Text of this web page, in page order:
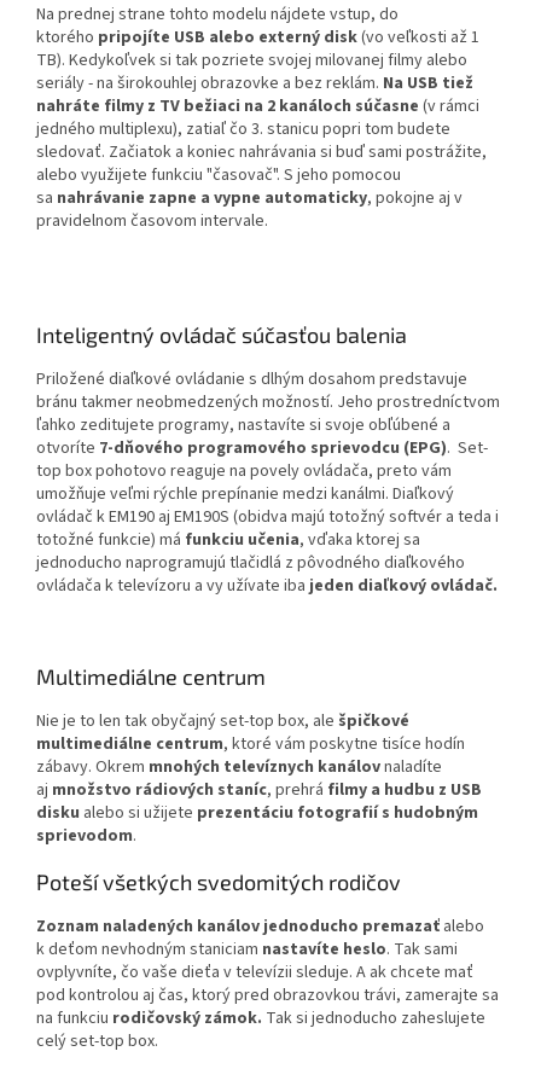
Na prednej strane tohto modelu nájdete vstup, do
ktorého pripojíte USB alebo externý disk(vo veľkosti až 1
TB). Kedykoľvek si tak pozriete svojej milovanej filmy alebo
seriály - na širokouhlej obrazovke a bez reklám. Na USB tiež
nahráte filmy z TV bežiaci na 2 kanáloch súčasne (v rámci
jedného multiplexu), zatiaľ čo 3. stanicu popri tom budete
sledovať. Začiatok a koniec nahrávania si buď sami postrážite,
alebo využijete funkciu "časovač". S jeho pomocou
sa nahrávanie zapne a vypne automaticky, pokojne aj v
pravidelnom časovom intervale.
Inteligentný ovládač súčasťou balenia
Priložené diaľkové ovládanie s dlhým dosahom predstavuje
bránu takmer neobmedzených možností. Jeho prostredníctvom
ľahko zeditujete programy, nastavíte si svoje obľúbené a
otvoríte 7-dňového programového sprievodcu (EPG). Set-
top box pohotovo reaguje na povely ovládača, preto vám
umožňuje veľmi rýchle prepínanie medzi kanálmi. Diaľkový
ovládač k EM190 aj EM190S (obidva majú totožný softvér a teda i
totožné funkcie) má funkciu učenia, vďaka ktorej sa
jednoducho naprogramujú tlačidlá z pôvodného diaľkového
ovládača k televízoru a vy užívate iba jeden diaľkový ovládač.
Multimediálne centrum
Nie je to len tak obyčajný set-top box, ale špičkové
multimediálne centrum, ktoré vám poskytne tisíce hodín
zábavy. Okrem mnohých televíznych kanálovnaladíte
aj množstvo rádiových staníc, prehrá filmy a hudbu z USB
disku alebo si užijete prezentáciu fotografií s hudobným
sprievodom.
Poteší všetkých svedomitých rodičov
Zoznam naladených kanálov jednoducho premazať alebo
k deťom nevhodným staniciam nastavíte heslo. Tak sami
ovplyvníte, čo vaše dieťa v televízii sleduje. A ak chcete mať
pod kontrolou aj čas, ktorý pred obrazovkou trávi, zamerajte sa
na funkciu rodičovský zámok. Tak si jednoducho zaheslujete
celý set-top box.